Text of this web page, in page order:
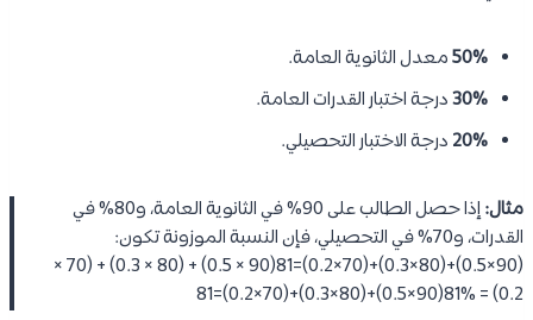
50%معدل الثانوية العامة.
30%درجة اختبار القدرات العامة.
20% درجة الاختبار التحصيلي.
مثال:
إذا حصل الطالب على 90% في الثانوية العامة، و80% في
القدرات، و70% في التحصيلي، فإن النسبة الموزونة تكون:
(90×0.5)+(80×0.3)+(70×0.2)=81(90 × 0.5) + (80 × 0.3) + (70 ×
0.2) = 81%(90×0.5)+(80×0.3)+(70×0.2)=81